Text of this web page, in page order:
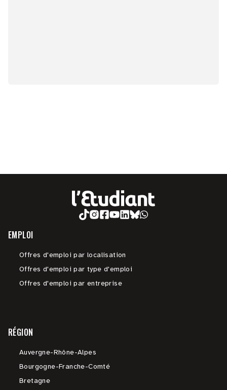
EMPLOI
Offres d'emploi par localisation
Offres d'emploi par type d'emploi
Offres d'emploi par entreprise
RÉGION
Auvergne-Rhône-Alpes
Bourgogne-Franche-Comté
Bretagne